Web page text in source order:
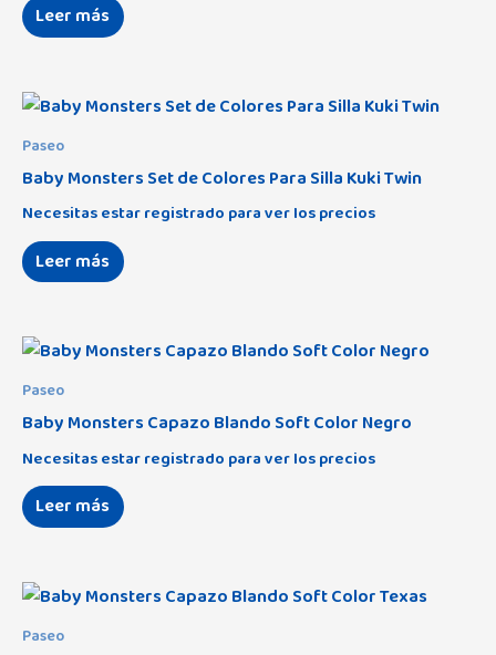
Leer más
Paseo
Baby Monsters Set de Colores Para Silla Kuki Twin
Necesitas estar registrado para ver los precios
Leer más
Paseo
Baby Monsters Capazo Blando Soft Color Negro
Necesitas estar registrado para ver los precios
Leer más
Paseo